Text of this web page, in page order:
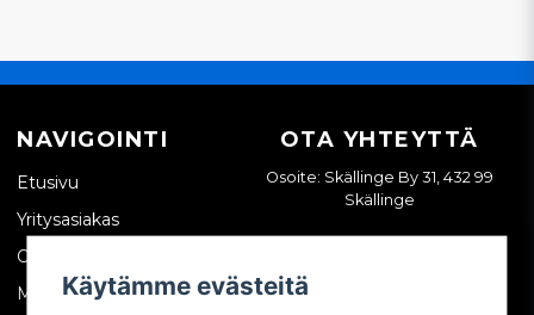
NAVIGOINTI
Etusivu
Yritysasiakas
Ota yhteyttä
Meistä
OTA YHTEYTTÄ
Osoite: Skällinge By 31, 432 99
Skällinge
Käytämme evästeitä